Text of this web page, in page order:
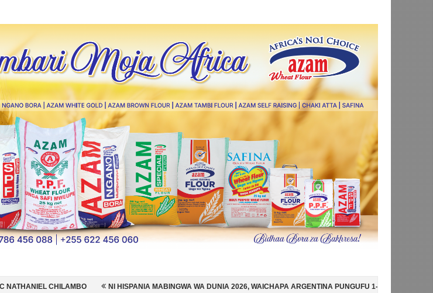
NI HISPANIA MABINGWA WA DUNIA 2026, WAICHAPA ARGENTINA PUNGUFU 1-0 SIMBA SC YAMTAMBULISHA